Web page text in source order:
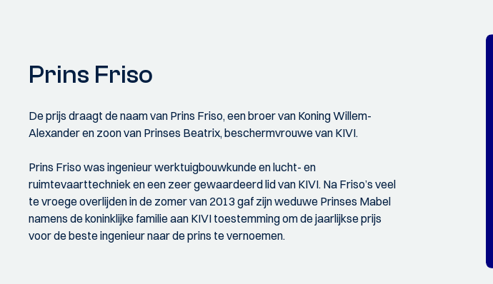
Prins Friso
De prijs draagt de naam van Prins Friso, een broer van Koning Willem-
Alexander en zoon van Prinses Beatrix, beschermvrouwe van KIVI.
Prins Friso was ingenieur werktuigbouwkunde en lucht- en
ruimtevaarttechniek en een zeer gewaardeerd lid van KIVI. Na Friso’s veel
te vroege overlijden in de zomer van 2013 gaf zijn weduwe Prinses Mabel
namens de koninklijke familie aan KIVI toestemming om de jaarlijkse prijs
voor de beste ingenieur naar de prins te vernoemen.